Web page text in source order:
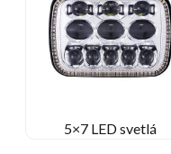
5×7 LED svetlá